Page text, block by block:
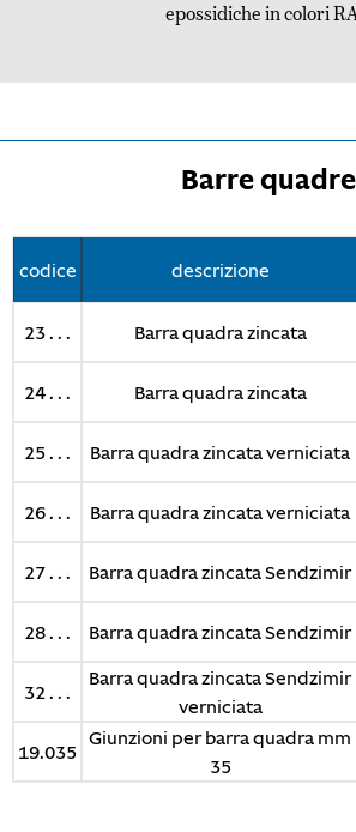
epossidiche in colori
Barre quadre
codice descrizione
23 . . . Barra quadra zincata
24 . . . Barra quadra zincata
25 . . . Barra quadra zincata verniciata
26 . . . Barra quadra zincata verniciata
27 . . . Barra quadra zincata Sendzimir
28 . . . Barra quadra zincata Sendzimir
32 . . .
Barra quadra zincata Sendzimir
verniciata
19.035
Giunzioni per barra quadra mm
35